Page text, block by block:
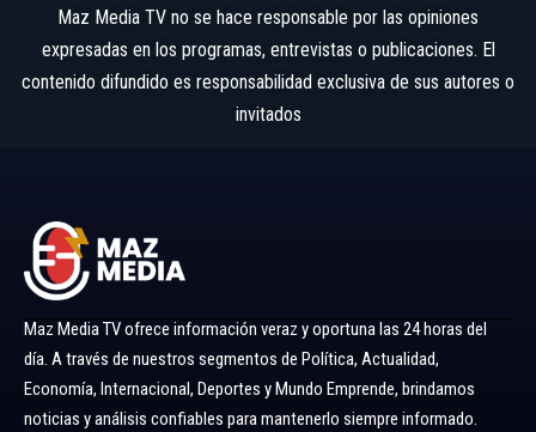
Maz Media TV no se hace responsable por las opiniones
expresadas en los programas, entrevistas o publicaciones. El
contenido difundido es responsabilidad exclusiva de sus autores o
invitados
Maz Media TV ofrece información veraz y oportuna las 24 horas del
día. A través de nuestros segmentos de Política, Actualidad,
Economía, Internacional, Deportes y Mundo Emprende, brindamos
noticias y análisis confiables para mantenerlo siempre informado.